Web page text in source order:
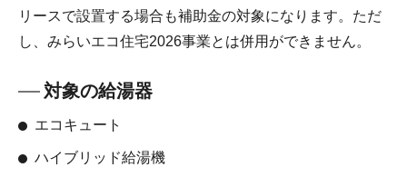
リースで設置する場合も補助金の対象になります。ただ
し、みらいエコ住宅2026事業とは併用ができません。
対象の給湯器
エコキュート
ハイブリッド給湯機